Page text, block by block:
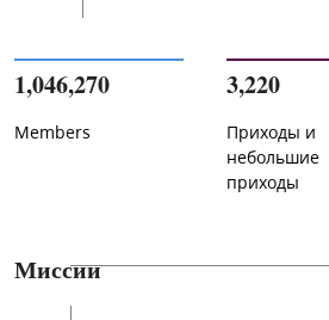
1,046,270
Members
3,220
Приходы и
небольшие
приходы
Миссии